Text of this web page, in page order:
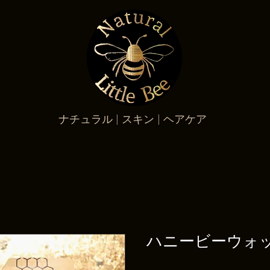
ナチュラル | スキン | ヘアケア
ハニービーウォ